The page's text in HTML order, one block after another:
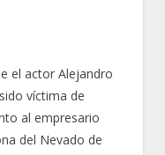
el actor Alejandro
víctima de
al empresario
del Nevado de